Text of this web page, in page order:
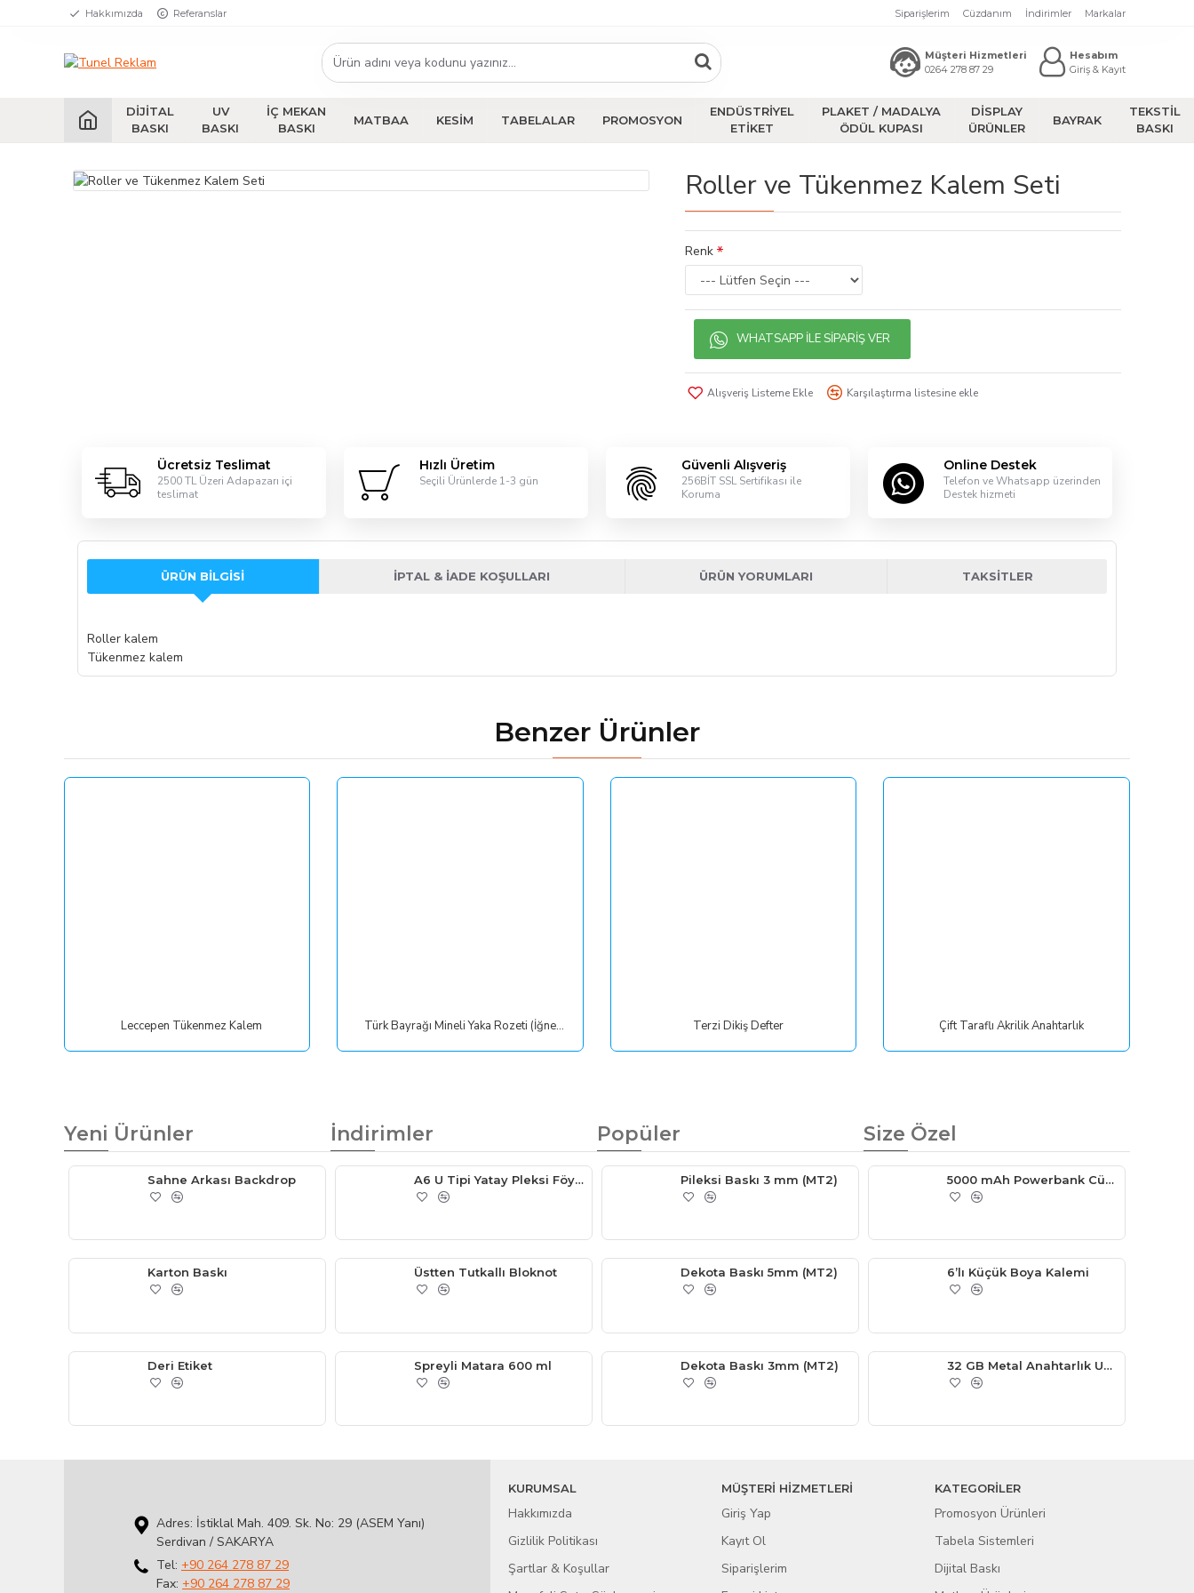
Hakkımızda Referanslar Siparişlerim Cüzdanım İndirimler Markalar
Müşteri Hizmetleri
0264 278 87 29
Hesabım
Giriş & Kayıt
DIJITAL
BASKI
UV
BASKI
İÇ MEKAN
BASKI
MATBAA KESİM TABELALAR PROMOSYON
ENDÜSTRİYEL
ETİKET
PLAKET / MADALYA
ÖDÜL KUPASI
DİSPLAY
ÜRÜNLER
BAYRAK
TEKSTİL
BASKI
Roller ve Tükenmez Kalem Seti
Renk
WHATSAPP İLE SIPARIŞ VER
Alışveriş Listeme Ekle Karşılaştırma listesine ekle
ÜRÜN BILGISI İPTAL & İADE KOŞULLARI ÜRÜN YORUMLARI TAKSITLER
Roller kalem
Tükenmez kalem
Ücretsiz Teslimat
2500 TL Üzeri Adapazarı içi
teslimat
Hızlı Üretim
Seçili Ürünlerde 1-3 gün
Güvenli Alışveriş
256BİT SSL Sertifikası ile
Koruma
Online Destek
Telefon ve Whatsapp üzerinden
Destek hizmeti
Benzer Ürünler
Leccepen Tükenmez Kalem Türk Bayrağı Mineli Yaka Rozeti (İğneli) Terzi Dikiş Defter Çift Taraflı Akrilik Anahtarlık
Yeni Ürünler
Sahne Arkası Backdrop
Karton Baskı
Deri Etiket
İndirimler
A6 U Tipi Yatay Pleksi Föylük 105mm x 148mm
Üstten Tutkallı Bloknot
Spreyli Matara 600 ml
Popüler
Pileksi Baskı 3 mm (MT2)
Dekota Baskı 5mm (MT2)
Dekota Baskı 3mm (MT2)
Size Özel
5000 mAh Powerbank Cüzdan
6’lı Küçük Boya Kalemi
32 GB Metal Anahtarlık USB Bellek
Adres: İstiklal Mah. 409. Sk. No: 29 (ASEM Yanı)
Serdivan / SAKARYA
Tel: +90 264 278 87 29
Fax: +90 264 278 87 29
KURUMSAL
Hakkımızda
Gizlilik Politikası
Şartlar & Koşullar
MÜŞTERİ HİZMETLERİ
Giriş Yap
Kayıt Ol
Siparişlerim
KATEGORİLER
Promosyon Ürünleri
Tabela Sistemleri
Dijital Baskı